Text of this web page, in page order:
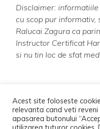
Disclaimer:
cu scop pur informativ,
Ralucai Zagura ca
Instructor Certificat
si nu tin loc de sfat
Acest site foloseste
relevanta cand veti
apasarea butonului